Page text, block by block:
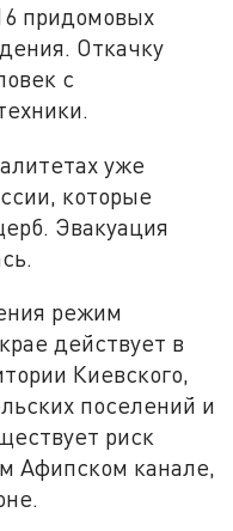
придомовых
Откачку
с
уже
которые
Эвакуация
режим
действует в
Киевского,
поселений и
риск
Афипском канале,